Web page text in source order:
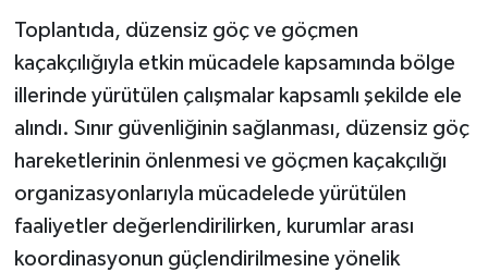
Toplantıda, düzensiz göç ve göçmen
kaçakçılığıyla etkin mücadele kapsamında bölge
illerinde yürütülen çalışmalar kapsamlı şekilde ele
alındı. Sınır güvenliğinin sağlanması, düzensiz göç
hareketlerinin önlenmesi ve göçmen kaçakçılığı
organizasyonlarıyla mücadelede yürütülen
faaliyetler değerlendirilirken, kurumlar arası
koordinasyonun güçlendirilmesine yönelik